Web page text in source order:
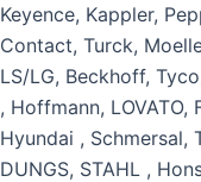
Keyence, Kappler,
Contact, Turck,
LS/LG, Beckhoff,
, Hoffmann, LOVATO,
Hyundai , Schmersal,
DUNGS, STAHL ,